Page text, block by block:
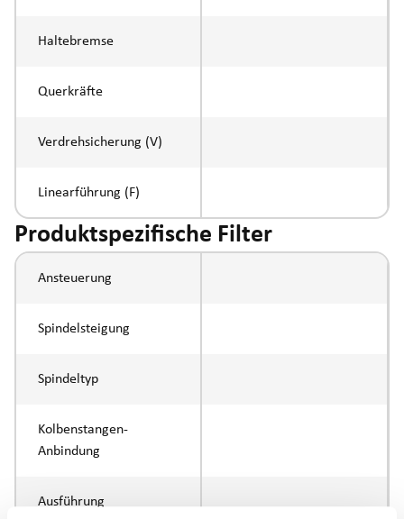
Haltebremse
Querkräfte
Verdrehsicherung (V)
Linearführung (F)
Produktspezifische Filter
Ansteuerung
Spindelsteigung
Spindeltyp
Kolbenstangen-
Anbindung
Ausführung